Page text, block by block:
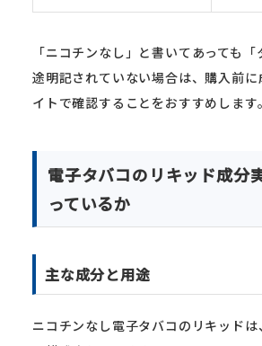
「ニコチンなし」と書いてあっても
途明記されていない場合は、購入前
イトで確認することをおすすめします。
電子タバコのリキッド成分
っているか
主な成分と用途
ニコチンなし電子タバコのリキッド